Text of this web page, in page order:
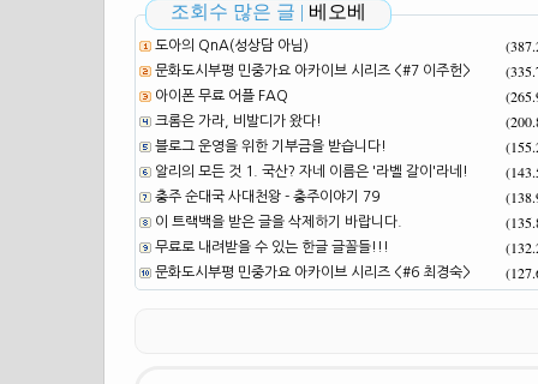
조회수 많은 글 | 베오베
도아의 QnA(성상담 아님)
문화도시부평 민중가요 아카이브 시리즈 <#7 이주헌>
아이폰 무료 어플 FAQ
크롬은 가라, 비발디가 왔다!
블로그 운영을 위한 기부금을 받습니다!
알리의 모든 것 1. 국산? 자네 이름은 '라벨 갈이'라네!
충주 순대국 사대천왕 - 충주이야기 79
이 트랙백을 받은 글을 삭제하기 바랍니다.
무료로 내려받을 수 있는 한글 글꼴들!!!
문화도시부평 민중가요 아카이브 시리즈 <#6 최경숙>